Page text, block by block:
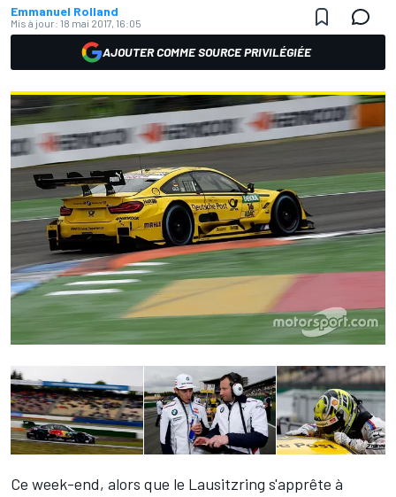
Emmanuel Rolland
Mis à jour: 18 mai 2017, 16:05
AJOUTER COMME SOURCE PRIVILÉGIÉE
Ce week-end, alors que le Lausitzring s'apprête à